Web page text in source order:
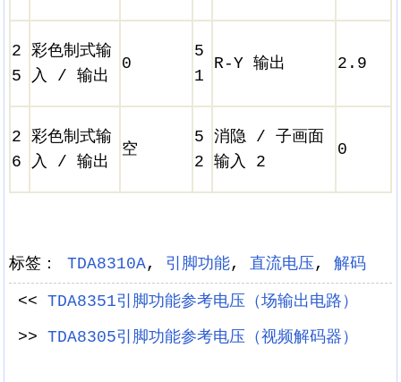
2
5
彩色制式输
入 / 输出
0
5
1
R-Y 输出 2.9
2
6
彩色制式输
入 / 输出
空
5
2
消隐 / 子画面
输入 2
0
标签： TDA8310A, 引脚功能, 直流电压 , 解码
<< TDA8351引脚功能参考电压（场输出电路）
>> TDA8305引脚功能参考电压（视频解码器）